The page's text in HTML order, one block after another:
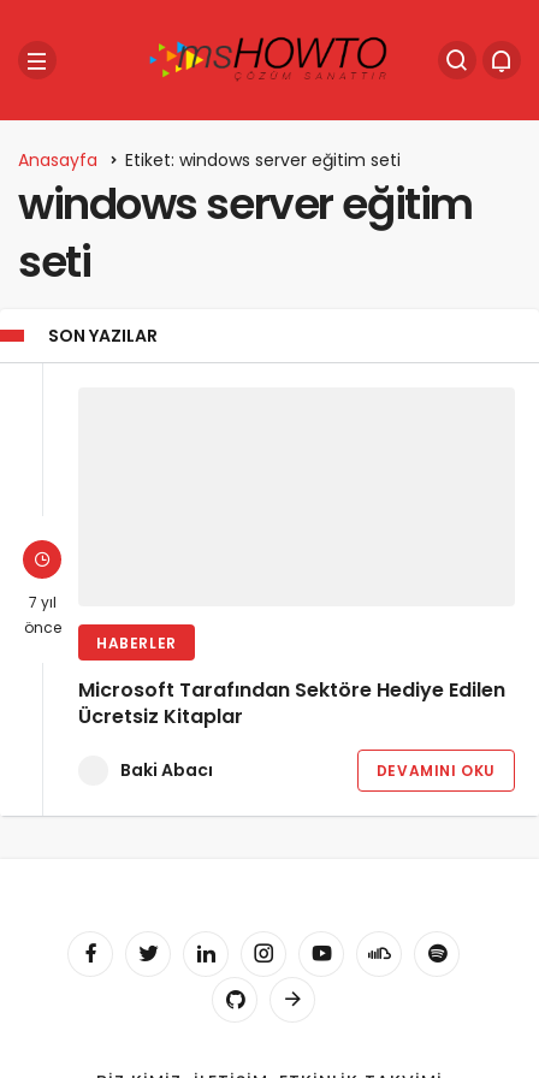
Anasayfa Etiket: windows server eğitim seti
windows server eğitim
seti
SON YAZILAR
7 yıl
önce
HABERLER
Microsoft Tarafından Sektöre Hediye Edilen
Ücretsiz Kitaplar
Baki Abacı DEVAMINI OKU